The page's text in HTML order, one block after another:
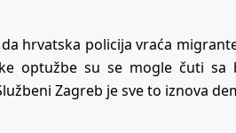
hrvatska policija vraća
optužbe su se mogle čuti
Zagreb je sve to iznova